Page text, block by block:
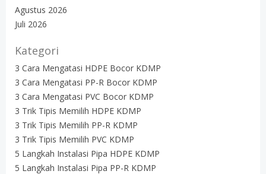
Agustus 2026
Juli 2026
Kategori
3 Cara Mengatasi HDPE Bocor KDMP
3 Cara Mengatasi PP-R Bocor KDMP
3 Cara Mengatasi PVC Bocor KDMP
3 Trik Tipis Memilih HDPE KDMP
3 Trik Tipis Memilih PP-R KDMP
3 Trik Tipis Memilih PVC KDMP
5 Langkah Instalasi Pipa HDPE KDMP
5 Langkah Instalasi Pipa PP-R KDMP